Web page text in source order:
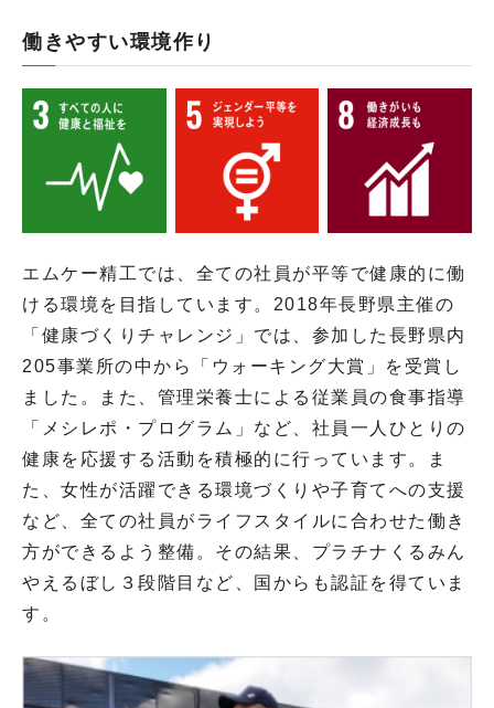
働きやすい環境作り
エムケー精工では、全ての社員が平等で健康的に働
ける環境を目指しています。2018年長野県主催の
「健康づくりチャレンジ」では、参加した長野県内
205事業所の中から「ウォーキング大賞」を受賞し
ました。また、管理栄養士による従業員の食事指導
「メシレポ・プログラム」など、社員一人ひとりの
健康を応援する活動を積極的に行っています。ま
た、女性が活躍できる環境づくりや子育てへの支援
など、全ての社員がライフスタイルに合わせた働き
方ができるよう整備。その結果、プラチナくるみん
やえるぼし３段階目など、国からも認証を得ていま
す。